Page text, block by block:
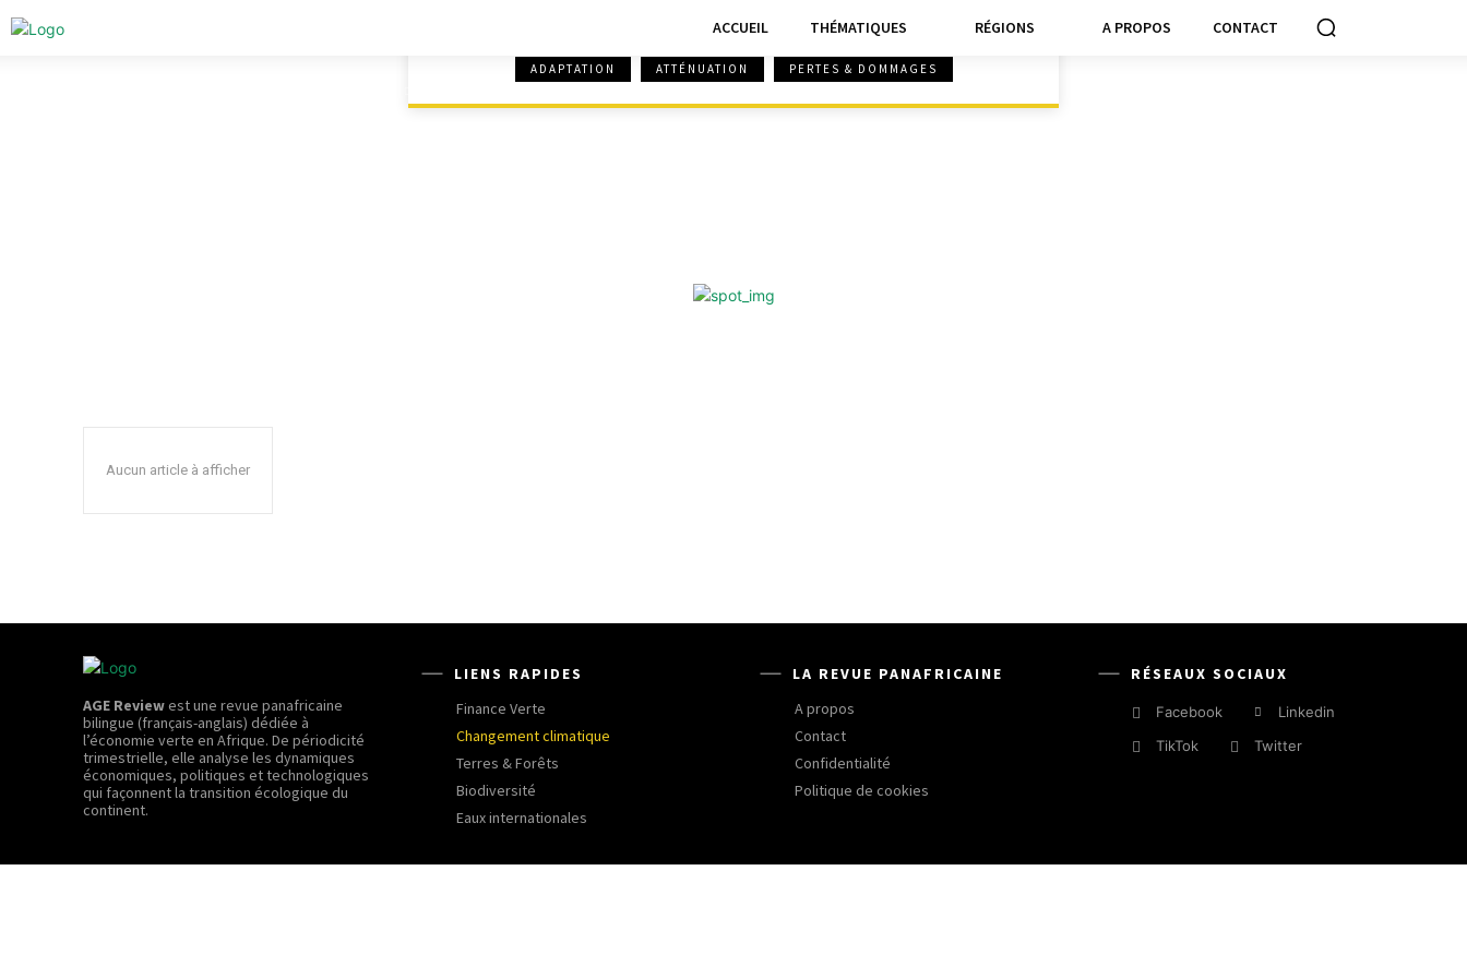
ACCUEIL THÉMATIQUES RÉGIONS A PROPOS CONTACT
ADAPTATION ATTÉNUATION PERTES & DOMMAGES
Aucun article à afficher
AGE Reviewest une revue panafricaine
bilingue (français-anglais) dédiée à
l’économie verte en Afrique. De périodicité
trimestrielle, elle analyse les dynamiques
économiques, politiques et technologiques
qui façonnent la transition écologique du
continent.
LIENS RAPIDES
Finance Verte
Changement climatique
Terres & Forêts
Biodiversité
Eaux internationales
LA REVUE PANAFRICAINE
A propos
Contact
Confidentialité
Politique de cookies
RÉSEAUX SOCIAUX
Facebook
Linkedin
TikTok
Twitter